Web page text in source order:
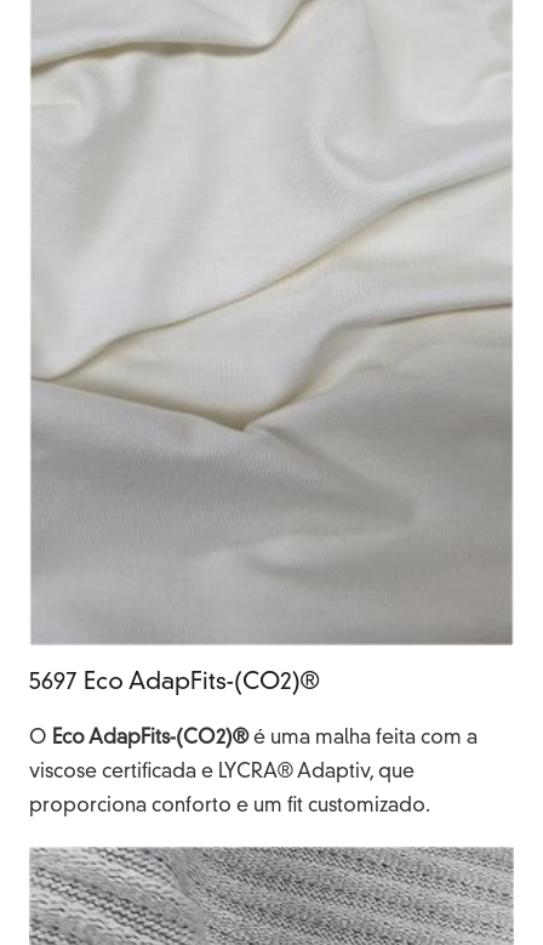
5697 Eco AdapFits-(CO2)®
O Eco AdapFits-(CO2)®é uma malha feita com a
viscose certificada e LYCRA® Adaptiv, que
proporciona conforto e um fit customizado.